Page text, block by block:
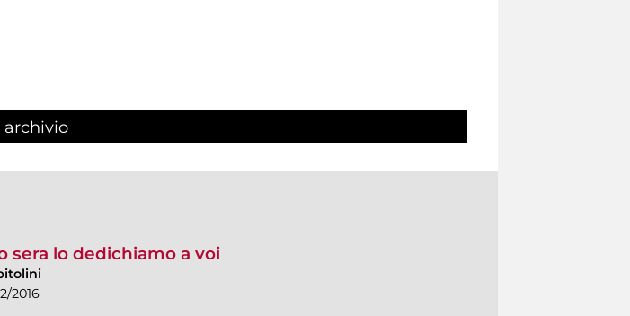
archivio
sera lo dedichiamo a voi
2016